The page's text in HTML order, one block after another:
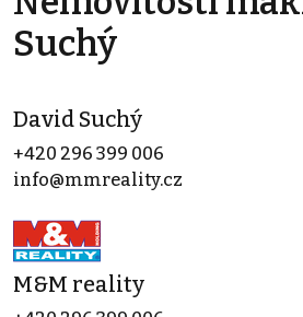
Suchý
David Suchý
+420 296 399 006
info@mmreality.cz
M&M reality